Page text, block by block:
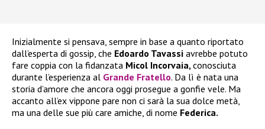
Inizialmente si pensava, sempre in base a quanto riportato
dall’esperta di gossip, che Edoardo Tavassi avrebbe potuto
fare coppia con la fidanzata Micol Incorvaia, conosciuta
durante l’esperienza al Grande Fratello. Da lì è nata una
storia d’amore che ancora oggi prosegue a gonfie vele. Ma
accanto all’ex vippone pare non ci sarà la sua dolce metà,
ma una delle sue più care amiche, di nome Federica.